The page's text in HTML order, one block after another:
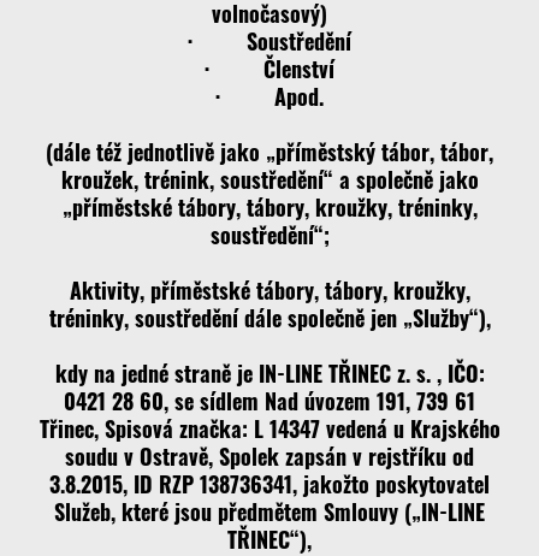
volnočasový)
· Soustředění
· Členství
· Apod.
(dále též jednotlivě jako „příměstský tábor, tábor,
kroužek, trénink, soustředění“ a společně jako
„příměstské tábory, tábory, kroužky, tréninky,
soustředění“;
Aktivity, příměstské tábory, tábory, kroužky,
tréninky, soustředění dále společně jen „Služby“),
kdy na jedné straně je IN-LINE TŘINEC z. s. , IČO:
0421 28 60, se sídlem Nad úvozem 191, 739 61
Třinec, Spisová značka: L 14347 vedená u Krajského
soudu v Ostravě, Spolek zapsán v rejstříku od
3.8.2015, ID RZP 138736341, jakožto poskytovatel
Služeb, které jsou předmětem Smlouvy („IN-LINE
TŘINEC“),